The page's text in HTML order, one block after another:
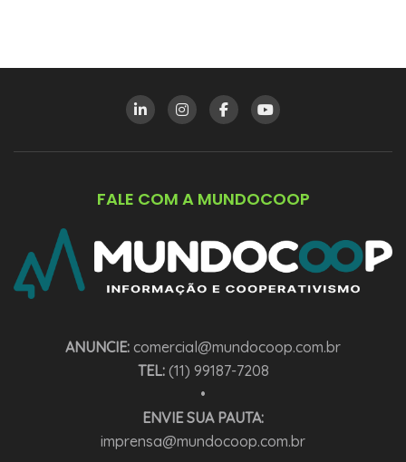
FALE COM A MUNDOCOOP
ANUNCIE: comercial@mundocoop.com.br
TEL:(11) 99187-7208
•
ENVIE SUA PAUTA:
imprensa@mundocoop.com.br